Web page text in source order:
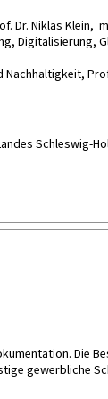
Dr. Niklas Klein,
Digitalisierung,
Schleswig-
Die
gewerbliche